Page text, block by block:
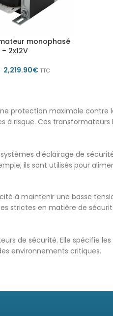
monophasé
2x12V
2,219.90€TTC
protection maximale contre
à risque. Ces
d’éclairage de
ils sont utilisés pour
à maintenir une basse
strictes en matière de
de sécurité. Elle
environnements critiques.